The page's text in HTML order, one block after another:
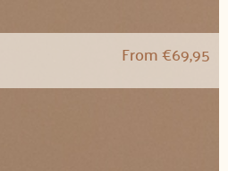
From€69,95